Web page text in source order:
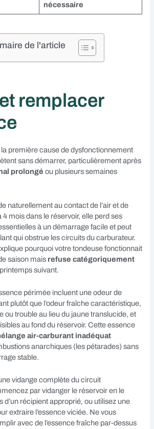
nécessaire
de l'article
remplacer
la première cause de dysfonctionnement
sans démarrer, particulièrement après
prolongé ou plusieurs semaines
naturellement au contact de l’air et de
4 mois dans le réservoir, elle perd ses
à un démarrage facile et peut
qui obstrue les circuits du carburateur.
pourquoi votre tondeuse fonctionnait
saison mais refuse catégoriquement
suivant.
périmée incluent une odeur de
plutôt que l’odeur fraîche caractéristique,
ou trouble au lieu du jaune translucide, et
au fond du réservoir. Cette essence
air-carburant inadéquat
anarchiques (les pétarades) sans
stable.
vidange complète du circuit
par vidanger le réservoir en le
d’un récipient approprié, ou utilisez une
extraire l’essence viciée. Ne vous
avec de l’essence fraîche par-dessus